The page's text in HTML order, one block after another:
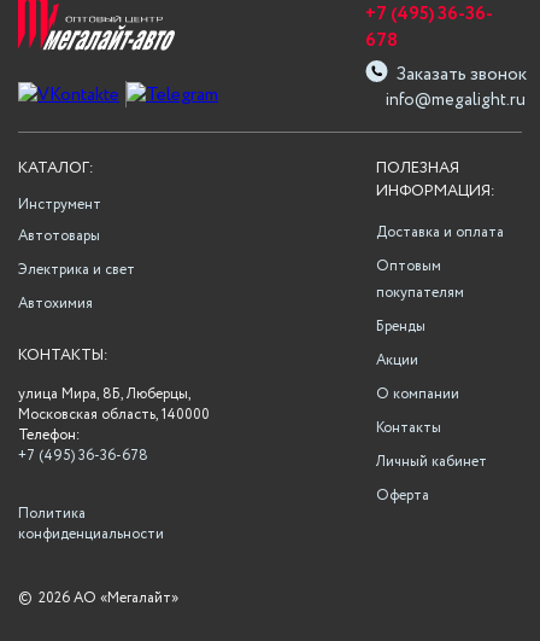
info@megalight.ru
+7 (495) 36-36-
678
Заказать звонок
ПОЛЕЗНАЯ
ИНФОРМАЦИЯ:
Доставка и оплата
Оптовым
покупателям
Бренды
Акции
О компании
Контакты
Личный кабинет
Оферта
КАТАЛОГ:
Инструмент
Автотовары
Электрика и свет
Автохимия
КОНТАКТЫ:
улица Мира, 8Б, Люберцы,
Московская область, 140000
Телефон:
+7 (495) 36-36-678
Политика
конфиденциальности
© 2026 АО «Мегалайт»